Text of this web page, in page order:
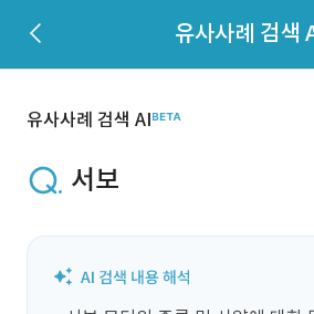
유사사례 검색
유사사례 검색 AI
서보